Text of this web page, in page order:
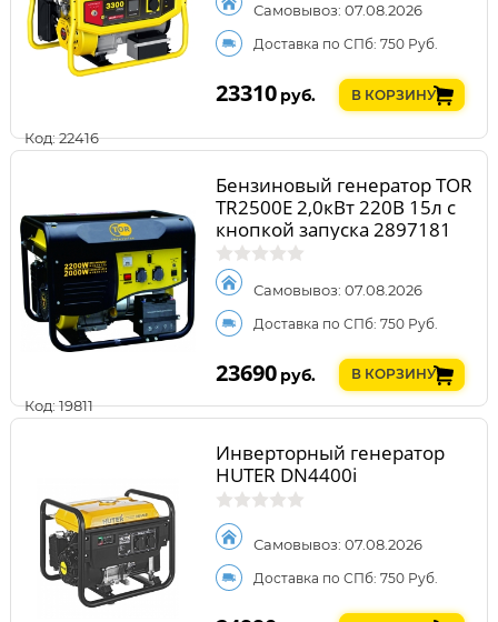
Код: 22416
Самовывоз: 07.08.2026
Доставка по СПб: 750 Руб.
23310 руб. В КОРЗИНУ
Код: 19811
Бензиновый генератор TOR
TR2500E 2,0кВт 220В 15л с
кнопкой запуска 2897181
Самовывоз: 07.08.2026
Доставка по СПб: 750 Руб.
23690 руб. В КОРЗИНУ
Инверторный генератор
HUTER DN4400i
Самовывоз: 07.08.2026
Доставка по СПб: 750 Руб.